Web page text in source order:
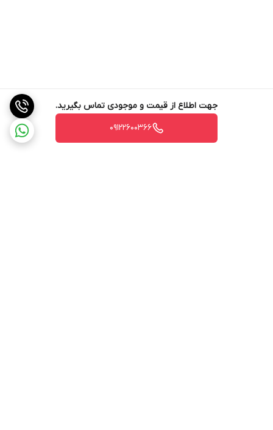
جهت اطلاع از قیمت و موجودی تماس بگیرید.
09122600366